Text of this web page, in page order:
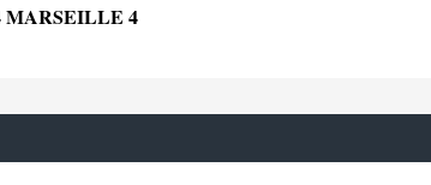
MARSEILLE 4